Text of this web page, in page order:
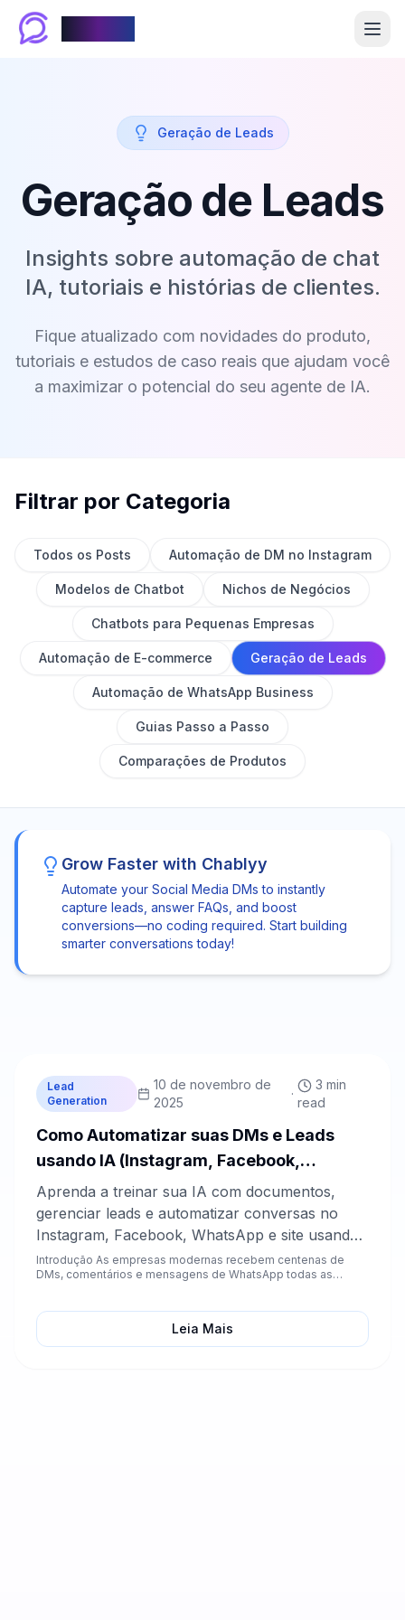
Geração de Leads
Geração de Leads
Insights sobre automação de chat
IA, tutoriais e histórias de clientes.
Fique atualizado com novidades do produto,
tutoriais e estudos de caso reais que ajudam você
a maximizar o potencial do seu agente de IA.
Filtrar por Categoria
Todos os Posts Automação de DM no Instagram
Modelos de Chatbot Nichos de Negócios
Chatbots para Pequenas Empresas
Automação de E-commerce Geração de Leads
Automação de WhatsApp Business
Guias Passo a Passo
Comparações de Produtos
Grow Faster with Chablyy
Automate your Social Media DMs to instantly
capture leads, answer FAQs, and boost
conversions—no coding required. Start building
smarter conversations today!
Lead
Generation
10 de novembro de
2025
·
3 min
read
Como Automatizar suas DMs e Leads
usando IA (Instagram, Facebook,
WhatsApp e Site)
Aprenda a treinar sua IA com documentos,
gerenciar leads e automatizar conversas no
Instagram, Facebook, WhatsApp e site usando
o assistente de IA tudo-em-um do Chablyy.
Introdução As empresas modernas recebem centenas de
DMs, comentários e mensagens de WhatsApp todas as
Leia Mais